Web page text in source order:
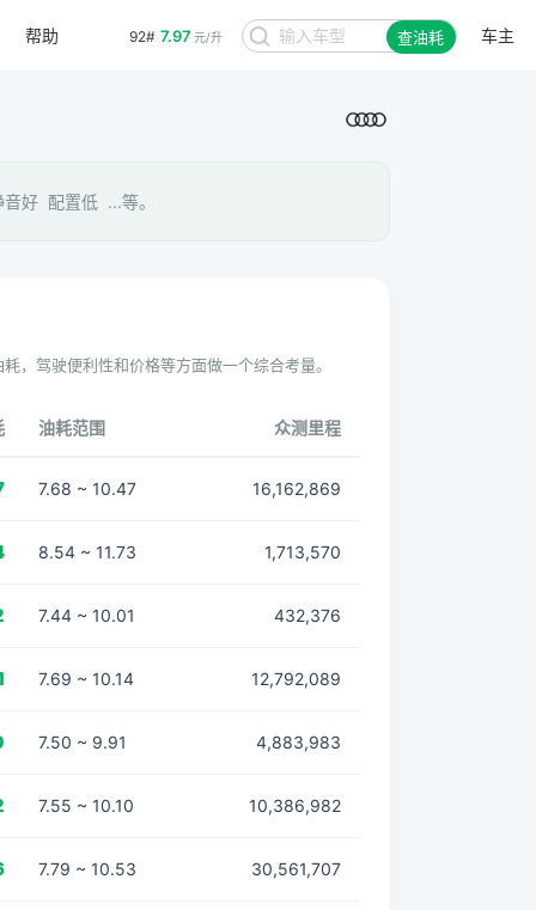
92# 7.97 元/升 查油耗 车主
帮助
好 配置低 ...等。
，驾驶便利性和价格等方面做一个综合考量。
油耗范围 众测里程
7.68 ~ 10.47 16,162,869
8.54 ~ 11.73 1,713,570
7.44 ~ 10.01 432,376
7.69 ~ 10.14 12,792,089
7.50 ~ 9.91 4,883,983
7.55 ~ 10.10 10,386,982
7.79 ~ 10.53 30,561,707